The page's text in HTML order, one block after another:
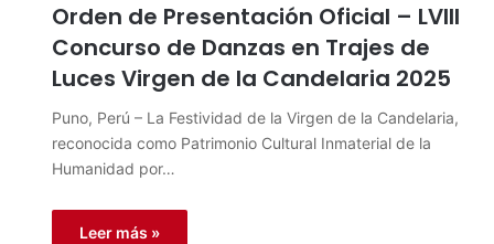
Orden de Presentación Oficial – LVIII
Concurso de Danzas en Trajes de
Luces Virgen de la Candelaria 2025
Puno, Perú – La Festividad de la Virgen de la Candelaria,
reconocida como Patrimonio Cultural Inmaterial de la
Humanidad por…
Leer más »